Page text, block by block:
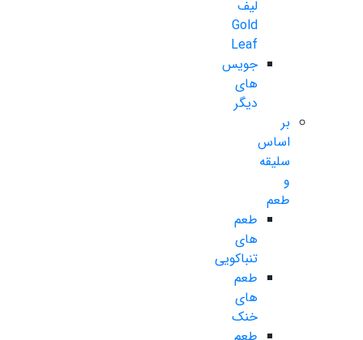
لیف
Gold
Leaf
جویس
های
دیگر
بر
اساس
سلیقه
و
طعم
طعم
های
تنباکویی
طعم
های
خنک